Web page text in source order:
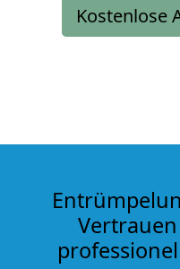
Kostenlose